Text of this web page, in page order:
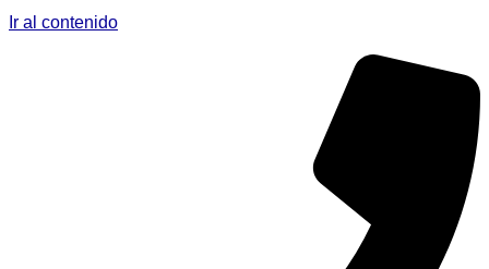
Ir al contenido